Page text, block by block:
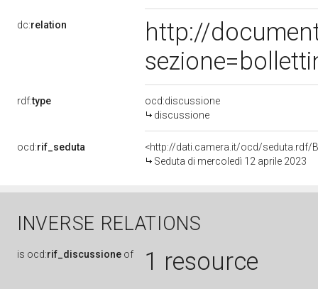
dc:relation
http://
rdf:type
ocd:discussione
discussione
ocd:rif_seduta
<http://dati.camera.it/ocd/seduta.rdf/
Seduta di mercoledì 12 aprile 2023
INVERSE RELATIONS
is ocd:rif_discussione of 1 resource